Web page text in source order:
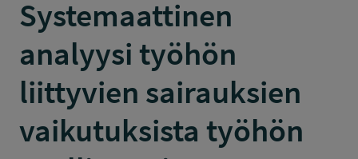
Systemaattinen
analyysi työhön
liittyvien sairauksien
vaikutuksista työhön